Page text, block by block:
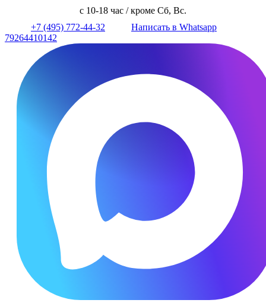
с 10-18 час / кроме Сб, Вс.
+7 (495) 772-44-32
Написать в Whatsapp
79264410142